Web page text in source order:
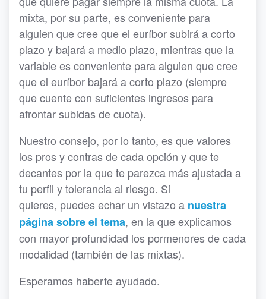
mixta, por su parte, es conveniente para
alguien que cree que el euríbor subirá a corto
plazo y bajará a medio plazo, mientras que la
variable es conveniente para alguien que cree
que el euríbor bajará a corto plazo (siempre
que cuente con suficientes ingresos para
afrontar subidas de cuota).
Nuestro consejo, por lo tanto, es que valores
los pros y contras de cada opción y que te
decantes por la que te parezca más ajustada a
tu perfil y tolerancia al riesgo. Si
quieres, puedes echar un vistazo a nuestra
página sobre el tema, en la que explicamos
con mayor profundidad los pormenores de cada
modalidad (también de las mixtas).
Esperamos haberte ayudado.